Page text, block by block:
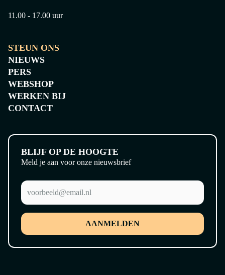
11.00 - 17.00 uur
STEUN ONS
NIEUWS
PERS
WEBSHOP
WERKEN BIJ
CONTACT
BLIJF OP DE HOOGTE
Meld je aan voor onze nieuwsbrief
AANMELDEN